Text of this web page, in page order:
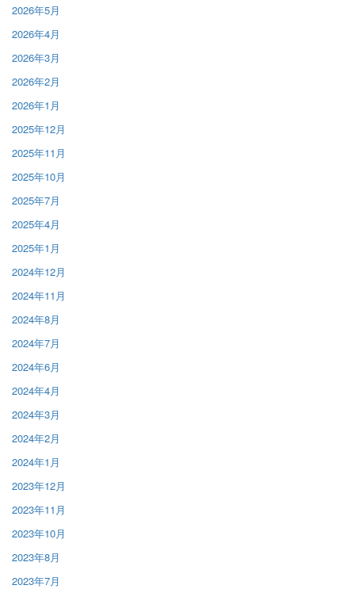
2026年5月
2026年4月
2026年3月
2026年2月
2026年1月
2025年12月
2025年11月
2025年10月
2025年7月
2025年4月
2025年1月
2024年12月
2024年11月
2024年8月
2024年7月
2024年6月
2024年4月
2024年3月
2024年2月
2024年1月
2023年12月
2023年11月
2023年10月
2023年8月
2023年7月